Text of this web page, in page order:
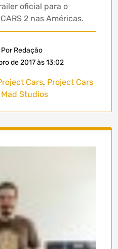
oficial para o
2 nas Américas.
Por Redação
de 2017 às 13:02
Cars, Project Cars
Studios